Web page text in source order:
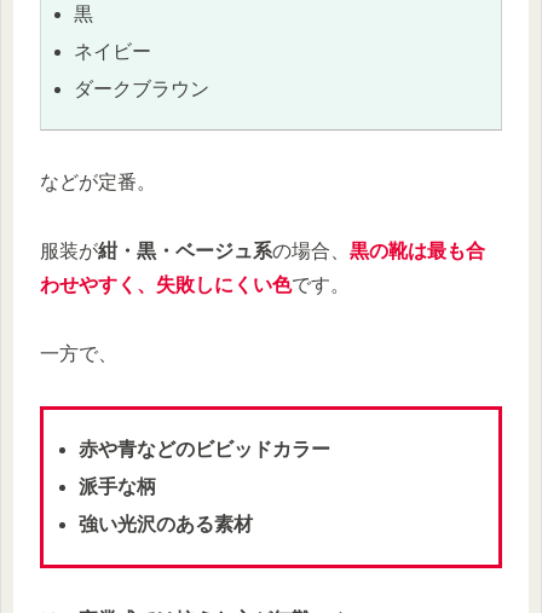
黒
ネイビー
ダークブラウン
などが定番。
服装が紺・黒・ベージュ系の場合、 黒の靴は最も合
わせやすく、失敗しにくい色です。
一方で、
赤や青などのビビッドカラー
派手な柄
強い光沢のある素材